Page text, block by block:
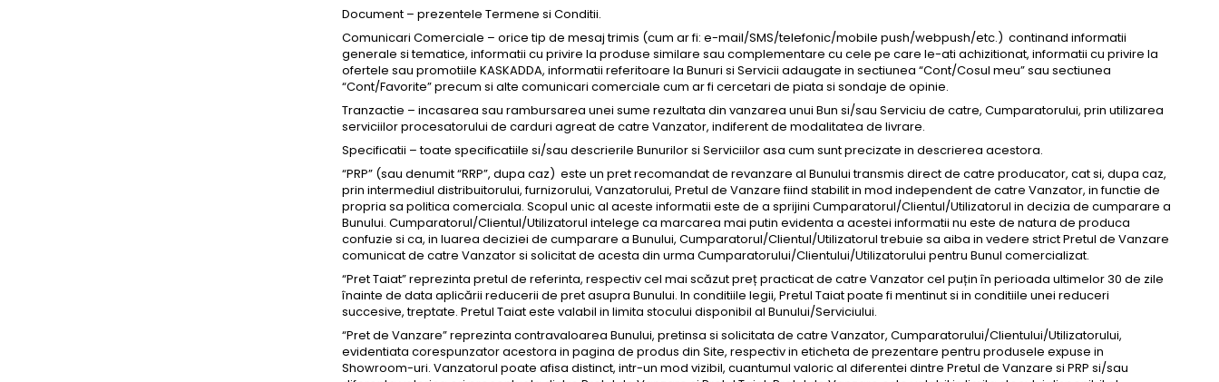
Document – prezentele Termene si Conditii.
Comunicari Comerciale – orice tip de mesaj trimis (cum ar fi: e-mail/SMS/telefonic/mobile push/webpush/etc.) continand informatii
generale si tematice, informatii cu privire la produse similare sau complementare cu cele pe care le-ati achizitionat, informatii cu privire la
ofertele sau promotiile KASKADDA, informatii referitoare la Bunuri si Servicii adaugate in sectiunea “Cont/Cosul meu” sau sectiunea
“Cont/Favorite” precum si alte comunicari comerciale cum ar fi cercetari de piata si sondaje de opinie.
Tranzactie – incasarea sau rambursarea unei sume rezultata din vanzarea unui Bun si/sau Serviciu de catre, Cumparatorului, prin utilizarea
serviciilor procesatorului de carduri agreat de catre Vanzator, indiferent de modalitatea de livrare.
Specificatii – toate specificatiile si/sau descrierile Bunurilor si Serviciilor asa cum sunt precizate in descrierea acestora.
“PRP” (sau denumit “RRP”, dupa caz) este un pret recomandat de revanzare al Bunului transmis direct de catre producator, cat si, dupa caz,
prin intermediul distribuitorului, furnizorului, Vanzatorului, Pretul de Vanzare fiind stabilit in mod independent de catre Vanzator, in functie de
propria sa politica comerciala. Scopul unic al aceste informatii este de a sprijini Cumparatorul/Clientul/Utilizatorul in decizia de cumparare a
Bunului. Cumparatorul/Clientul/Utilizatorul intelege ca marcarea mai putin evidenta a acestei informatii nu este de natura de produca
confuzie si ca, in luarea deciziei de cumparare a Bunului, Cumparatorul/Clientul/Utilizatorul trebuie sa aiba in vedere strict Pretul de Vanzare
comunicat de catre Vanzator si solicitat de acesta din urma Cumparatorului/Clientului/Utilizatorului pentru Bunul comercializat.
“Pret Taiat” reprezinta pretul de referinta, respectiv cel mai scăzut preț practicat de catre Vanzator cel puțin în perioada ultimelor 30 de zile
înainte de data aplicării reducerii de pret asupra Bunului. In conditiile legii, Pretul Taiat poate fi mentinut si in conditiile unei reduceri
succesive, treptate. Pretul Taiat este valabil in limita stocului disponibil al Bunului/Serviciului.
“Pret de Vanzare” reprezinta contravaloarea Bunului, pretinsa si solicitata de catre Vanzator, Cumparatorului/Clientului/Utilizatorului,
evidentiata corespunzator acestora in pagina de produs din Site, respectiv in eticheta de prezentare pentru produsele expuse in
Showroom-uri. Vanzatorul poate afisa distinct, intr-un mod vizibil, cuantumul valoric al diferentei dintre Pretul de Vanzare si PRP si/sau